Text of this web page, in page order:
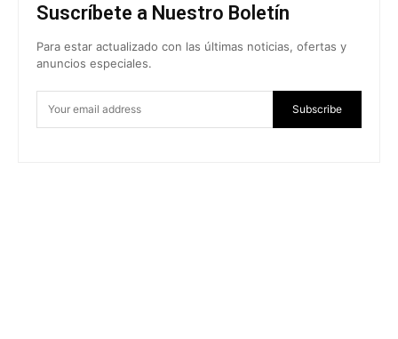
Suscríbete a Nuestro Boletín
Para estar actualizado con las últimas noticias, ofertas y
anuncios especiales.
Subscribe